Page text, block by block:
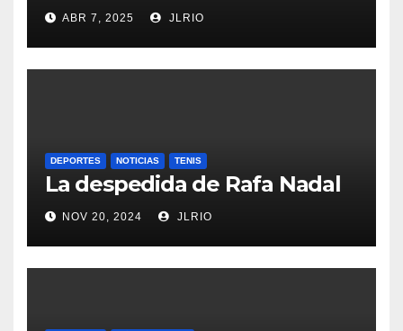
ABR 7, 2025 JLRIO
DEPORTES NOTICIAS TENIS
La despedida de Rafa Nadal
NOV 20, 2024 JLRIO